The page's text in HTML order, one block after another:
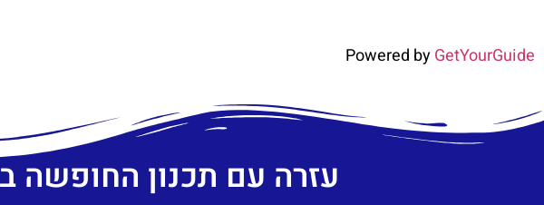
Powered byGetYourGuide
עזרה עם תכנון החופשה